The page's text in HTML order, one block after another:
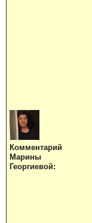
Комментарий
Марины
Георгиевой: